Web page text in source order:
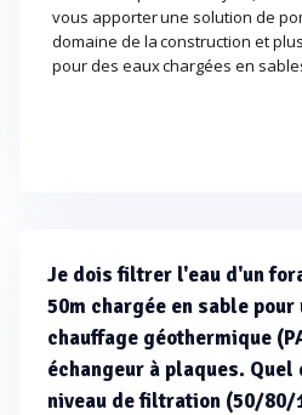
vous apporter une solution de
domaine de la construction et
pour des eaux chargées en
Je dois filtrer l'eau d'un
50m chargée en sable
chauffage géothermique
échangeur à plaques.
niveau de filtration (50/80/